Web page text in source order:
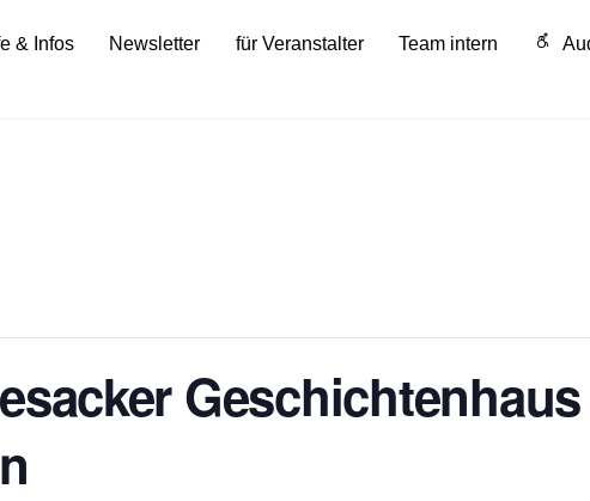
& Infos Newsletter für Veranstalter Team intern